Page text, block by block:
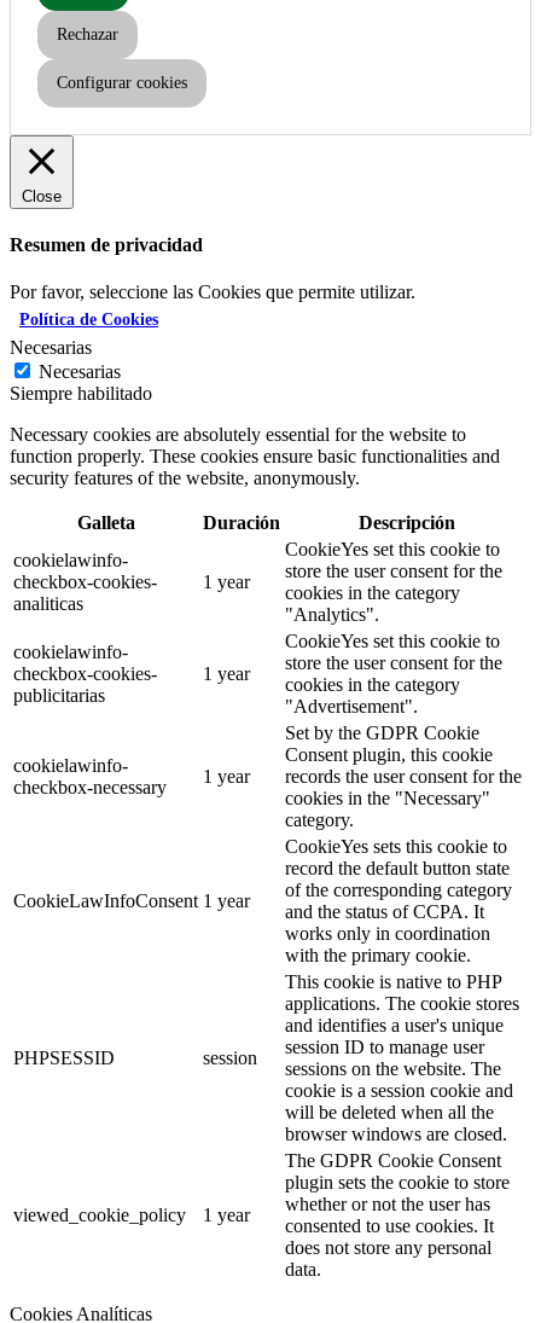
Rechazar
Configurar cookies
Close
Resumen de privacidad
Por favor, seleccione las Cookies que permite utilizar.
Política de Cookies
Necesarias
Necesarias
Siempre habilitado
Necessary cookies are absolutely essential for the website to
function properly. These cookies ensure basic functionalities and
security features of the website, anonymously.
Galleta Duración
Descripción
cookielawinfo-
checkbox-cookies-
analiticas
1 year
CookieYes set this cookie to
store the user consent for the
cookies in the category
"Analytics".
cookielawinfo-
checkbox-cookies-
publicitarias
1 year
CookieYes set this cookie to
store the user consent for the
cookies in the category
"Advertisement".
cookielawinfo-
checkbox-necessary
1 year
Set by the GDPR Cookie
Consent plugin, this cookie
records the user consent for the
cookies in the "Necessary"
category.
CookieLawInfoConsent 1 year
CookieYes sets this cookie to
record the default button state
of the corresponding category
and the status of CCPA. It
works only in coordination
with the primary cookie.
PHPSESSID session
This cookie is native to PHP
applications. The cookie stores
and identifies a user's unique
session ID to manage user
sessions on the website. The
cookie is a session cookie and
will be deleted when all the
browser windows are closed.
viewed_cookie_policy 1 year
The GDPR Cookie Consent
plugin sets the cookie to store
whether or not the user has
consented to use cookies. It
does not store any personal
data.
Cookies Analíticas